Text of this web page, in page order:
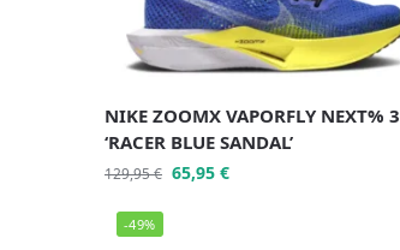
NIKE ZOOMX VAPORFLY NEXT% 3
‘RACER BLUE SANDAL’
129,95€ 65,95 €
-49%